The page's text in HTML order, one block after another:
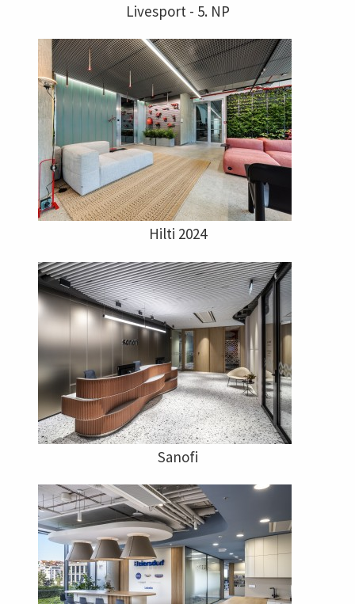
Livesport - 5. NP
Hilti 2024
Sanofi